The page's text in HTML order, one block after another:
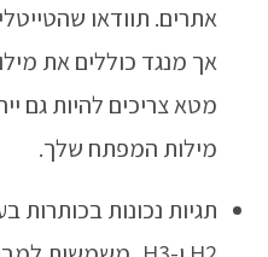
אתרים. תוודאו
אך מנגד כוללים את
מטא צריכים להיות גם
מילות המפתח שלך.